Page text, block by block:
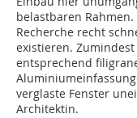
belastbaren
Recherche recht
existieren.
entsprechend
verglaste Fenster
Architektin.